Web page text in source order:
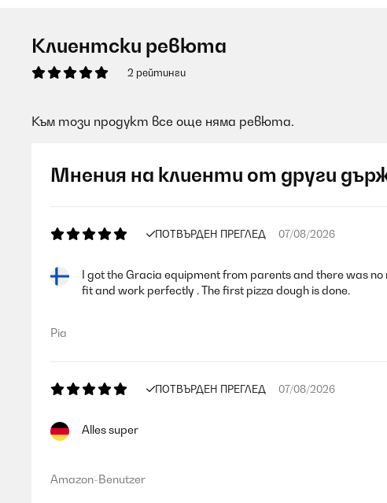
Клиентски ревюта
2 рейтинги
Към този продукт все още няма ревюта.
Мнения на клиенти от други
ПОТВЪРДЕН ПРЕГЛЕД 07/08/2026
I got the Gracia equipment from parents and there was
fit and work perfectly . The first pizza dough is done.
Pia
ПОТВЪРДЕН ПРЕГЛЕД 07/08/2026
Alles super
Amazon-Benutzer